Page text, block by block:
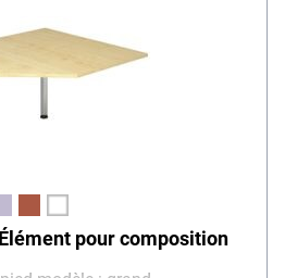
pour composition